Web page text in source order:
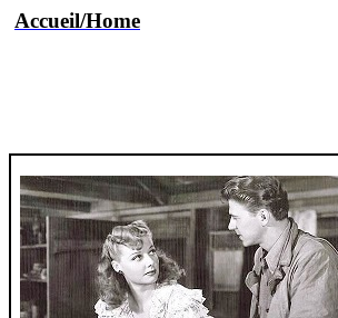
Accueil/Home